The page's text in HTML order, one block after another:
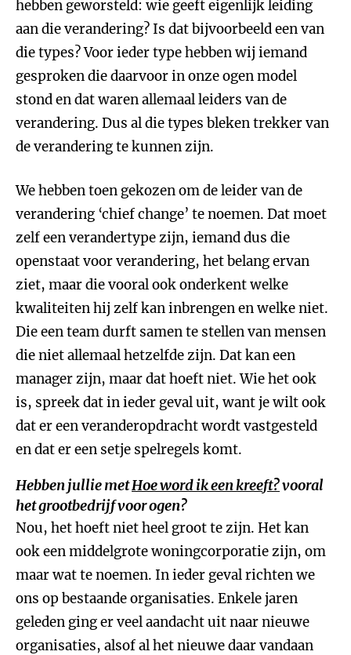
hebben geworsteld: wie geeft eigenlijk leiding
aan die verandering? Is dat bijvoorbeeld een van
die types? Voor ieder type hebben wij iemand
gesproken die daarvoor in onze ogen model
stond en dat waren allemaal leiders van de
verandering. Dus al die types bleken trekker van
de verandering te kunnen zijn.
We hebben toen gekozen om de leider van de
verandering ‘chief change’ te noemen. Dat moet
zelf een verandertype zijn, iemand dus die
openstaat voor verandering, het belang ervan
ziet, maar die vooral ook onderkent welke
kwaliteiten hij zelf kan inbrengen en welke niet.
Die een team durft samen te stellen van mensen
die niet allemaal hetzelfde zijn. Dat kan een
manager zijn, maar dat hoeft niet. Wie het ook
is, spreek dat in ieder geval uit, want je wilt ook
dat er een veranderopdracht wordt vastgesteld
en dat er een setje spelregels komt.
Hebben jullie metHoe word ik een kreeft?vooral
het grootbedrijf voor ogen?
Nou, het hoeft niet heel groot te zijn. Het kan
ook een middelgrote woningcorporatie zijn, om
maar wat te noemen. In ieder geval richten we
ons op bestaande organisaties. Enkele jaren
geleden ging er veel aandacht uit naar nieuwe
organisaties, alsof al het nieuwe daar vandaan